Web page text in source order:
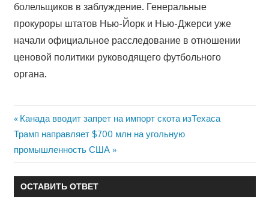
болельщиков в заблуждение. Генеральные
прокуроры штатов Нью-Йорк и Нью-Джерси уже
начали официальное расследование в отношении
ценовой политики руководящего футбольного
органа.
Навигация
по
записям
Предыдущая
запись:
Канада вводит запрет на импорт скота изТехаса
Следующая
запись:
Трамп направляет $700 млн на угольную
промышленность США
ОСТАВИТЬ ОТВЕТ